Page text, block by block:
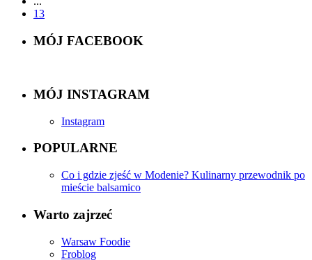
13
MÓJ FACEBOOK
MÓJ INSTAGRAM
Instagram
POPULARNE
Co i gdzie zjeść w Modenie? Kulinarny przewodnik po
mieście balsamico
Warto zajrzeć
Warsaw Foodie
Froblog